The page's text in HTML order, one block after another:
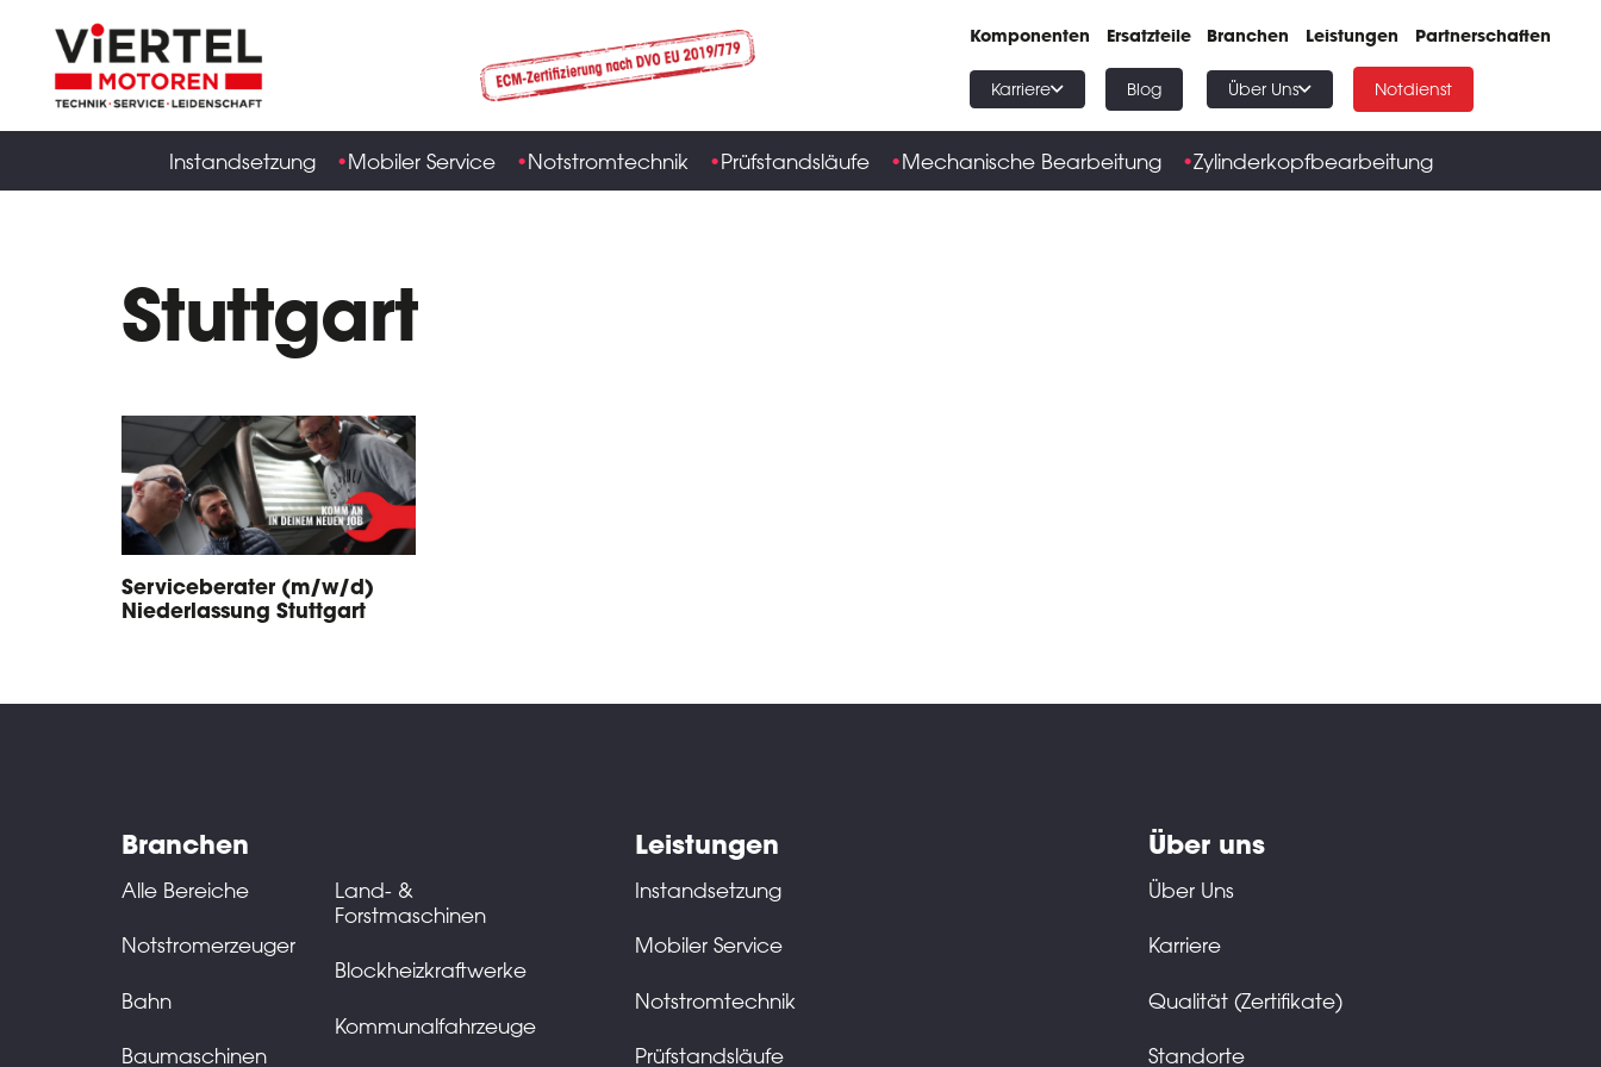
Komponenten Ersatzteile Branchen Leistungen Partnerschaften
Karriere Blog Über Uns Notdienst
Instandsetzung Mobiler Service Notstromtechnik Prüfstandsläufe Mechanische Bearbeitung Zylinderkopfbearbeitung
Stuttgart
Serviceberater (m/w/d)
Niederlassung Stuttgart
Branchen
Alle Bereiche
Notstromerzeuger
Bahn
Baumaschinen
Land- &
Forstmaschinen
Blockheizkraftwerke
Kommunalfahrzeuge
Leistungen
Instandsetzung
Mobiler Service
Notstromtechnik
Prüfstandsläufe
Über uns
Über Uns
Karriere
Qualität (Zertifikate)
Standorte